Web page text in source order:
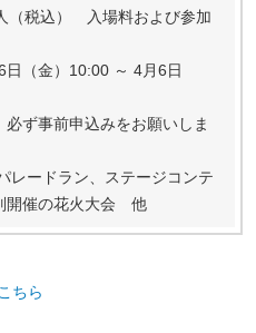
込） 入場料および参加
金）10:00 ～ 4月6日
ず事前申込みをお願いしま
ードラン、ステージコンテ
開催の花火大会 他
ちら